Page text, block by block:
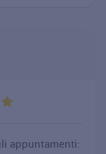
appuntamenti: